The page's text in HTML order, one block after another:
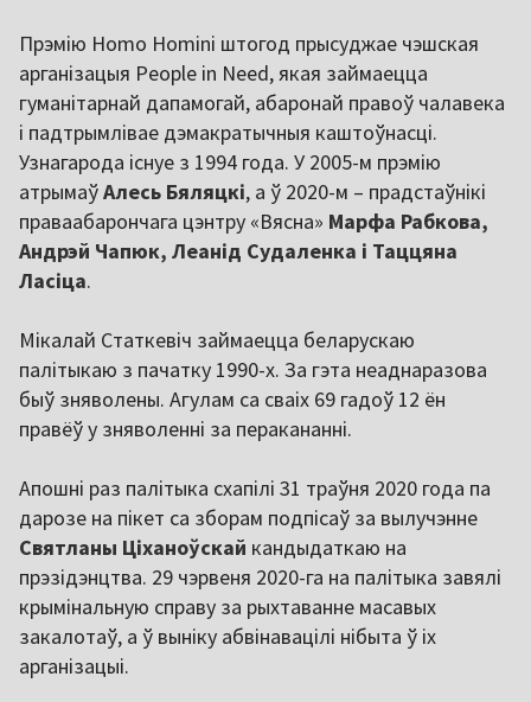
Прэмію Homo Homini штогод прысуджае чэшская
арганізацыя People in Need, якая займаецца
гуманітарнай дапамогай, абаронай правоў чалавека
і падтрымлівае дэмакратычныя каштоўнасці.
Узнагарода існуе з 1994 года. У 2005-м прэмію
атрымаўАлесь Бяляцкі, а ў 2020-м – прадстаўнікі
праваабарончага цэнтру «Вясна» Марфа Рабкова,
Андрэй Чапюк, Леанід Судаленка і Таццяна
Ласіца.
Мікалай Статкевіч займаецца беларускаю
палітыкаю з пачатку 1990-х. За гэта неаднаразова
быў зняволены. Агулам са сваіх 69 гадоў 12 ён
правёў у зняволенні за перакананні.
Апошні раз палітыка схапілі 31 траўня 2020 года па
дарозе на пікет са зборам подпісаў за вылучэнне
Святланы Ціханоўскай кандыдаткаю на
прэзідэнцтва. 29 чэрвеня 2020-га на палітыка завялі
крымінальную справу за рыхтаванне масавых
закалотаў, а ў выніку абвінавацілі нібыта ў іх
арганізацыі.